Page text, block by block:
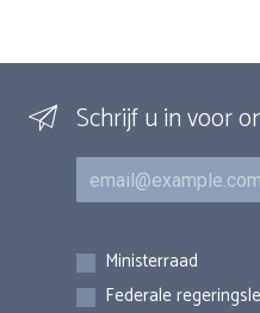
Schrijf u in voor
E-mail
Inschrijvingen
Ministerraad
Federale